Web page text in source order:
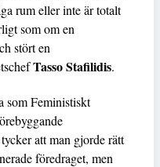
rum eller inte är totalt
som om en
stört en
Tasso Stafilidis.
som Feministiskt
att man gjorde rätt
föredraget, men